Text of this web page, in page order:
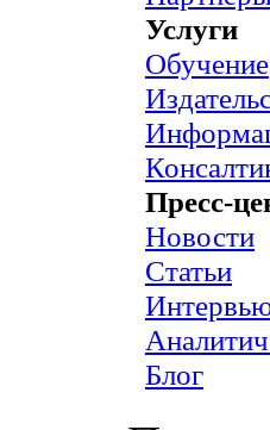
Услуги
Обучение
Пресс-
Новости
Статьи
Блог